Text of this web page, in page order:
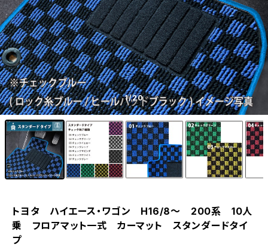
1/20
トヨタ ハイエース・ワゴン H16/8〜 200系 10人
乗 フロアマット一式 カーマット スタンダードタイ
プ